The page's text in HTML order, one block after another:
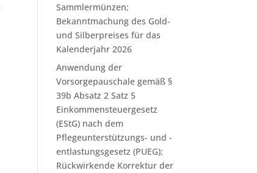
Sammlermünzen;
Bekanntmachung des Gold-
und Silberpreises für das
Kalenderjahr 2026
Anwendung der
Vorsorgepauschale gemäß §
39b Absatz 2 Satz 5
Einkommensteuergesetz
(EStG) nach dem
Pflegeunterstützungs- und -
entlastungsgesetz (PUEG);
Rückwirkende Korrektur der